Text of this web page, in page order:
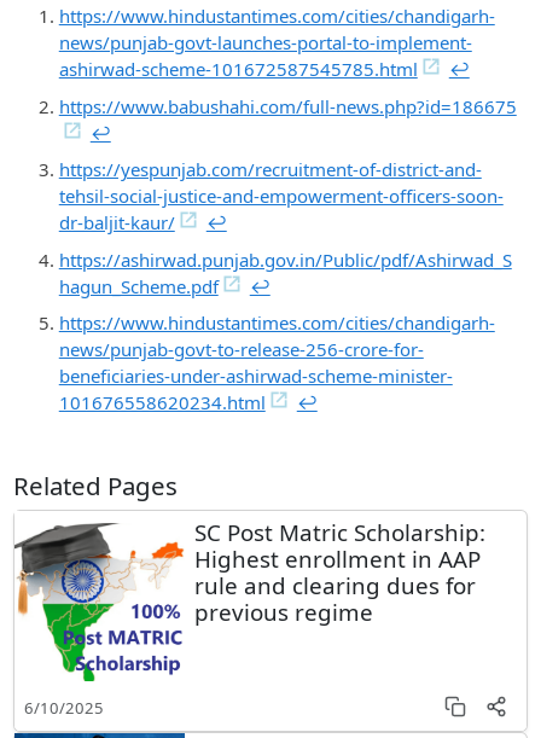
https://www.hindustantimes.com/cities/chandigarh-
news/punjab-govt-launches-portal-to-implement-
ashirwad-scheme-101672587545785.html
↩︎
https://www.babushahi.com/full-news.php?id=186675
↩︎
https://yespunjab.com/recruitment-of-district-and-
tehsil-social-justice-and-empowerment-officers-soon-
dr-baljit-kaur/
↩︎
https://ashirwad.punjab.gov.in/Public/pdf/Ashirwad_S
hagun_Scheme.pdf
↩︎
https://www.hindustantimes.com/cities/chandigarh-
news/punjab-govt-to-release-256-crore-for-
beneficiaries-under-ashirwad-scheme-minister-
101676558620234.html
↩︎
Related Pages
SC Post Matric Scholarship:
Highest enrollment in AAP
rule and clearing dues for
previous regime
6/10/2025